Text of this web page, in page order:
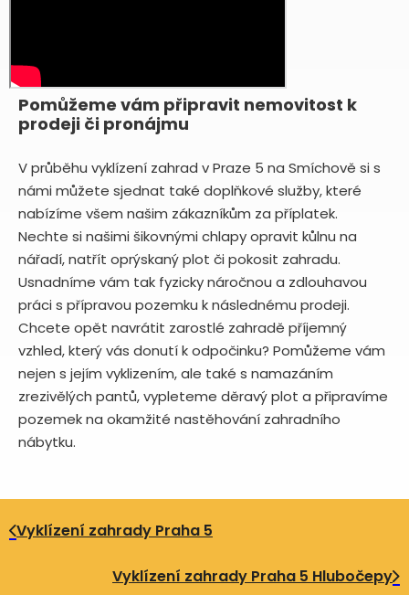
Pomůžeme vám připravit nemovitost k
prodeji či pronájmu
V průběhu vyklízení zahrad v Praze 5 na Smíchově si s
námi můžete sjednat také doplňkové služby, které
nabízíme všem našim zákazníkům za příplatek.
Nechte si našimi šikovnými chlapy opravit kůlnu na
nářadí, natřít oprýskaný plot či pokosit zahradu.
Usnadníme vám tak fyzicky náročnou a zdlouhavou
práci s přípravou pozemku k následnému prodeji.
Chcete opět navrátit zarostlé zahradě příjemný
vzhled, který vás donutí k odpočinku? Pomůžeme vám
nejen s jejím vyklizením, ale také s namazáním
zrezivělých pantů, vypleteme děravý plot a připravíme
pozemek na okamžité nastěhování zahradního
nábytku.
Vyklízení zahrady Praha 5
Vyklízení zahrady Praha 5 Hlubočepy